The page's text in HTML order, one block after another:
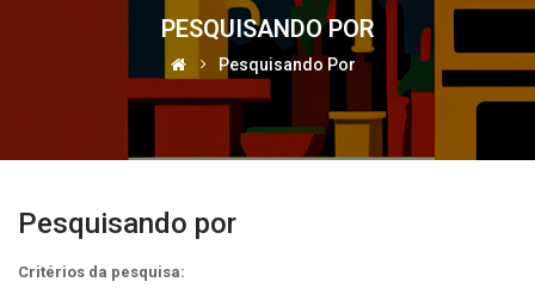
PESQUISANDO POR
Pesquisando Por
Pesquisando por
Critérios da pesquisa: